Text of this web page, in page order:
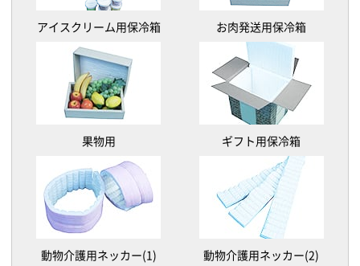
アイスクリーム用保冷箱 お肉発送用保冷箱
果物用 ギフト用保冷箱
動物介護用ネッカー(1) 動物介護用ネッカー(2)